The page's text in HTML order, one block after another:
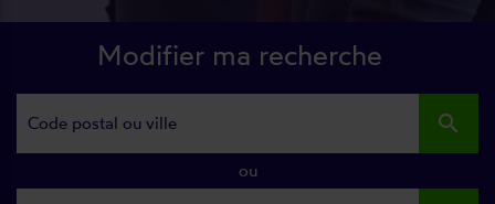
Modifier ma recherche
search
ou